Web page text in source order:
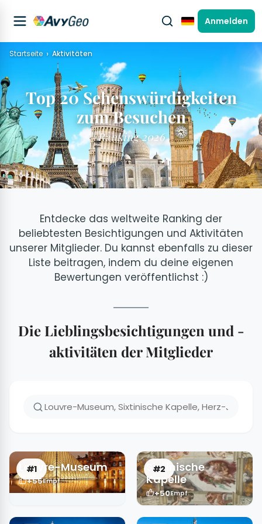
DeutschAnmelden
Startseite Aktivitäten
Top 20 Sehenswürdigkeiten
zum Besuchen
Ranking 2026
Entdecke das weltweite Ranking der
beliebtesten Besichtigungen und Aktivitäten
unserer Mitglieder. Du kannst ebenfalls zu dieser
Liste beitragen, indem du deine eigenen
Bewertungen veröffentlichst :)
Die Lieblingsbesichtigungen und -
aktivitäten der Mitglieder
#1
Louvre-Museum
+55Empf.
#2
Sixtinische
Kapelle
+50Empf.